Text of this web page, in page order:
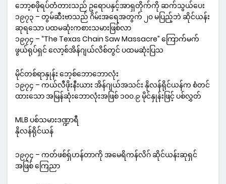
ဘော့စဖိုရပ်တံတားသည် ဥရောပနှင့်အာရှတိုက်ကို ဆက်သွယ်ပေး
၁၉၇၃ – တွမ်ဆီးဗာသည် ဂိမ်းအရေအတွက် ၂၀ မပြည့်ဘဲ ဆိုင်ယန်း
ဆုရသော ပထမဆုံးကစားသမားဖြစ်လာ
၁၉၇၄ – “The Texas Chain Saw Massacre” ကြောက်မက်
ဖွယ်ရုပ်ရှင် လော့စ်အိန်ဂျယ်လိစ်တွင် ပထမဆုံးပြသ
မိုင်တစ်ရာနှုန်း ဘေ့စ်ဘောဘောလုံး
၁၉၇၄ – ကယ်လီဖိုးနီးယား အိန်ဂျယ်အသင်း နိုလန်ရိုင်ယန်က စံတင်
ထားသော အမြန်ဆုံးဘောလုံးအဖြစ် ၁၀၀.၉ မိုင်နှုန်းဖြင့် ပစ်လွှတ်
MLB ပစ်သမားဒဏ္ဍာရီ
နိုလန်ရိုင်ယန်
၁၉၇၄ – ကတ်ဖစ်ရှ်ဟန်တာကို အမေရိကန်လိဂ် ဆိုင်ယန်းဆုရှင်
အဖြစ် ကြေညာ